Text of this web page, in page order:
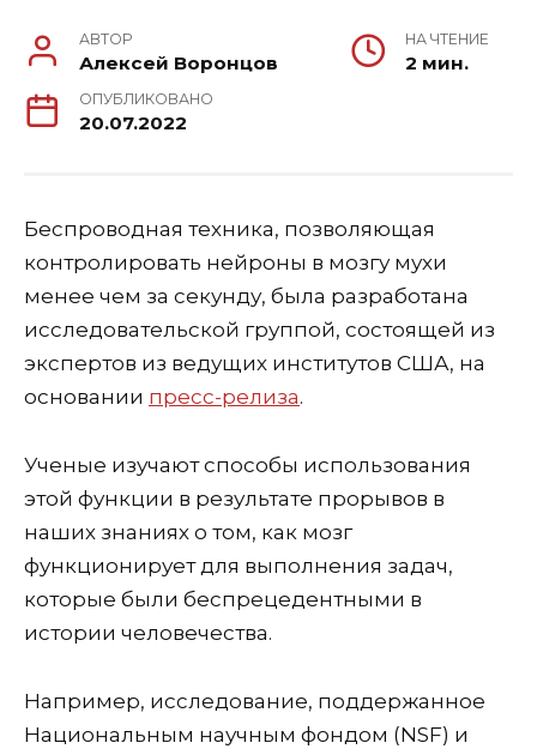
АВТОР
Алексей Воронцов
НА ЧТЕНИЕ
2 мин.
ОПУБЛИКОВАНО
20.07.2022
Беспроводная техника, позволяющая
контролировать нейроны в мозгу мухи
менее чем за секунду, была разработана
исследовательской группой, состоящей из
экспертов из ведущих институтов США, на
основании пресс-релиза.
Ученые изучают способы использования
этой функции в результате прорывов в
наших знаниях о том, как мозг
функционирует для выполнения задач,
которые были беспрецедентными в
истории человечества.
Например, исследование, поддержанное
Национальным научным фондом (NSF) и